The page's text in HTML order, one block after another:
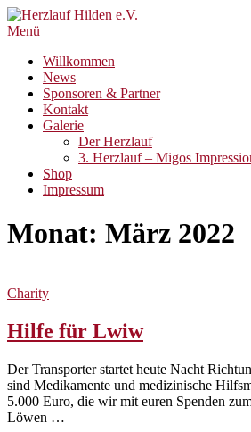
Zum
Inhalt
Menü
Willkommen
News
Sponsoren & Partner
Kontakt
Galerie
Der Herzlauf
3. Herzlauf – Migos
Shop
Impressum
Monat: März 2022
Charity
Hilfe für Lwiw
Der Transporter startet heute Nacht
sind Medikamente und medizinische
5.000 Euro, die wir mit euren Spenden
Löwen …